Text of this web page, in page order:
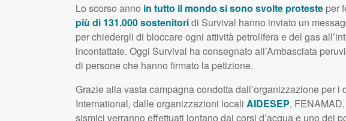
Lo scorso anno in tutto il mondo si sono svolte protesteper
più di 131.000 sostenitoridi Survival hanno inviato un
per chiedergli di bloccare ogni attività petrolifera e del gas
incontattate. Oggi Survival ha consegnato all’Ambasciata
di persone che hanno firmato la petizione.
Grazie alla vasta campagna condotta dall’organizzazione per
International, dalle organizzazioni locali AIDESEP, FENAMAD,
sismici verranno effettuati lontano dai corsi d’acqua e uno dei